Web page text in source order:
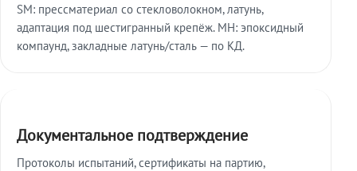
SM: прессматериал со стекловолокном, латунь,
адаптация под шестигранный крепёж. МН: эпоксидный
компаунд, закладные латунь/сталь — по КД.
Документальное подтверждение
Протоколы испытаний, сертификаты на партию,